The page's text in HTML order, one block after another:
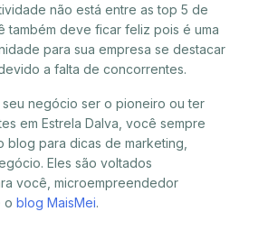
não está entre as top 5 de
também deve ficar feliz pois é uma
para sua empresa se destacar
a falta de concorrentes.
negócio ser o pioneiro ou ter
em Estrela Dalva, você sempre
blog para dicas de marketing,
Eles são voltados
você, microempreendedor
o blog MaisMei.